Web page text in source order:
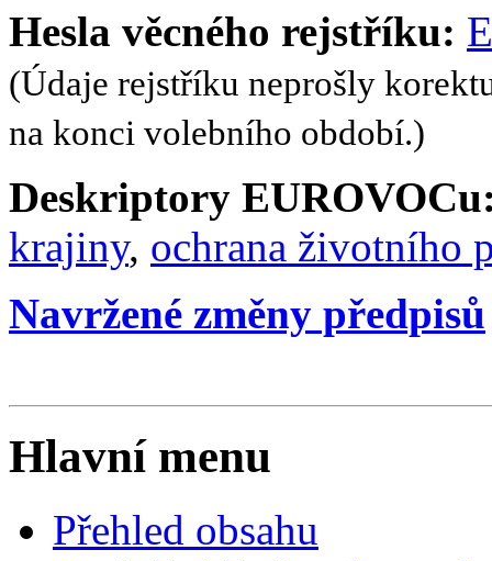
Hesla věcného rejstříku:
(Údaje rejstříku neprošly
na konci volebního období.)
Deskriptory
krajiny, ochrana životního
Navržené změny předpisů
Hlavní menu
Přehled obsahu